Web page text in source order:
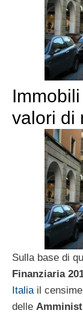
valori di
Sulla base di
Finanziaria
Italia il
delle